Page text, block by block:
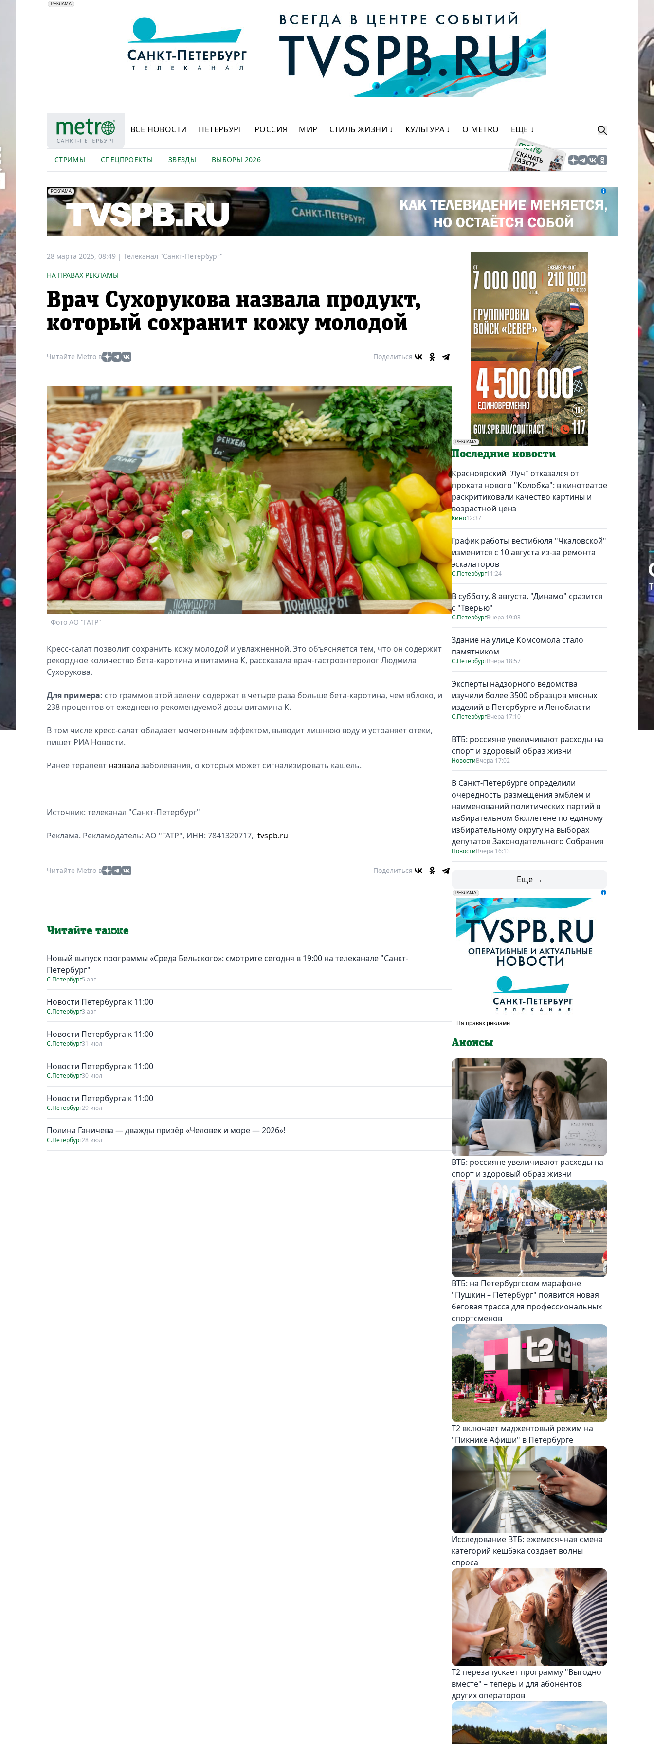
РЕКЛАМА
АО "ГАТР", ИНН: 7841320717
ВСЕ НОВОСТИ ПЕТЕРБУРГ РОССИЯ МИР СТИЛЬ ЖИЗНИ ↓ КУЛЬТУРА ↓ О METRO ЕЩЕ ↓
СТРИМЫ СПЕЦПРОЕКТЫ ЗВЕЗДЫ ВЫБОРЫ 2026
erid: LdtCK5Efv
РЕКЛАМА
АО "ГАТР", ИНН: 7841320717
28 марта 2025, 08:49 | Телеканал "Санкт-Петербург"
НА ПРАВАХ РЕКЛАМЫ
Врач Сухорукова назвала продукт,
который сохранит кожу молодой
Читайте Metro в Поделиться
Фото АО "ГАТР"
Кресс-салат позволит сохранить кожу молодой и увлажненной. Это объясняется тем, что он содержит
рекордное количество бета-каротина и витамина К, рассказала врач-гастроэнтеролог Людмила
Сухорукова.
Для примера: сто граммов этой зелени содержат в четыре раза больше бета-каротина, чем яблоко, и
238 процентов от ежедневно рекомендуемой дозы витамина К.
В том числе кресс-салат обладает мочегонным эффектом, выводит лишнюю воду и устраняет отеки,
пишет РИА Новости.
Ранее терапевт назвала заболевания, о которых может сигнализировать кашель.
Источник: телеканал "Санкт-Петербург"
Реклама. Рекламодатель: АО "ГАТР", ИНН: 7841320717, tvspb.ru
Читайте Metro в Поделиться
Читайте также
Новый выпуск программы «Среда Бельского»: смотрите сегодня в 19:00 на телеканале "Санкт-
Петербург"
С.Петербург5 авг
Новости Петербурга к 11:00
С.Петербург3 авг
Новости Петербурга к 11:00
С.Петербург31 июл
Новости Петербурга к 11:00
С.Петербург30 июл
Новости Петербурга к 11:00
С.Петербург29 июл
Полина Ганичева — дважды призёр «Человек и море — 2026»!
С.Петербург28 июл
РЕКЛАМА
Социальная реклама
Последние новости
Красноярский "Луч" отказался от
проката нового "Колобка": в кинотеатре
раскритиковали качество картины и
возрастной ценз
Кино12:37
График работы вестибюля "Чкаловской"
изменится с 10 августа из-за ремонта
эскалаторов
С.Петербург11:24
В субботу, 8 августа, "Динамо" сразится
с "Тверью"
С.ПетербургВчера 19:03
Здание на улице Комсомола стало
памятником
С.ПетербургВчера 18:57
Эксперты надзорного ведомства
изучили более 3500 образцов мясных
изделий в Петербурге и Ленобласти
С.ПетербургВчера 17:10
ВТБ: россияне увеличивают расходы на
спорт и здоровый образ жизни
НовостиВчера 17:02
В Санкт-Петербурге определили
очередность размещения эмблем и
наименований политических партий в
избирательном бюллетене по единому
избирательному округу на выборах
депутатов Законодательного Собрания
НовостиВчера 16:13
Еще →
erid: LdtCK5udn
РЕКЛАМА
АО "ГАТР", ИНН: 7841320717
Анонсы
ВТБ: россияне увеличивают расходы на
спорт и здоровый образ жизни
ВТБ: на Петербургском марафоне
"Пушкин – Петербург" появится новая
беговая трасса для профессиональных
спортсменов
Т2 включает маджентовый режим на
"Пикнике Афиши" в Петербурге
Исследование ВТБ: ежемесячная смена
категорий кешбэка создает волны
спроса
Т2 перезапускает программу "Выгодно
вместе" – теперь и для абонентов
других операторов